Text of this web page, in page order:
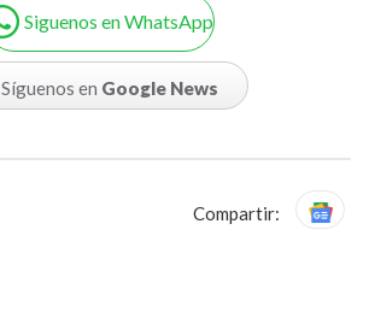
Siguenos en WhatsApp
Síguenos en Google News
Compartir: